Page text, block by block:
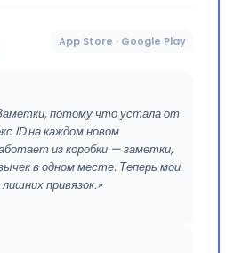
App Store · Google Play
потому что устала от
ID на каждом новом
из коробки — заметки,
в одном месте. Теперь мои
привязок.»